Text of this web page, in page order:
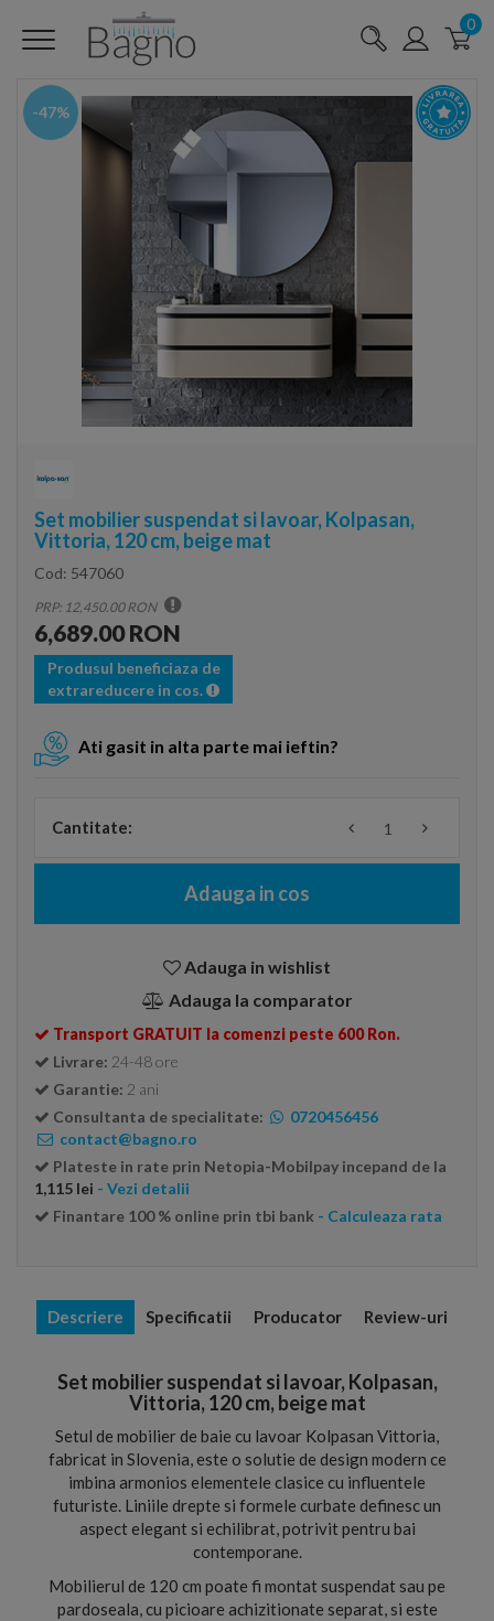
0
-47%
Set mobilier suspendat si lavoar, Kolpasan,
Vittoria, 120 cm, beige mat
Cod: 547060
PRP: 12,450.00 RON
6,689.00 RON
Produsul beneficiaza de
extrareducere in cos.
Ati gasit in alta parte mai ieftin?
Cantitate:
Adauga in cos
Adauga in wishlist
Adauga la comparator
Transport GRATUIT la comenzi peste 600 Ron.
Livrare: 24-48 ore
Garantie: 2 ani
Consultanta de specialitate:
0720456456
contact@bagno.ro
Plateste in rate prin Netopia-Mobilpay incepand de la
1,115 lei - Vezi detalii
Finantare 100 % online prin tbi bank - Calculeaza rata
Descriere Specificatii Producator Review-uri
Set mobilier suspendat si lavoar, Kolpasan,
Vittoria, 120 cm, beige mat
Setul de mobilier de baie cu lavoar Kolpasan Vittoria,
fabricat in Slovenia, este o solutie de design modern ce
imbina armonios elementele clasice cu influentele
futuriste. Liniile drepte si formele curbate definesc un
aspect elegant si echilibrat, potrivit pentru bai
contemporane.
Mobilierul de 120 cm poate fi montat suspendat sau pe
pardoseala, cu picioare achizitionate separat, si este